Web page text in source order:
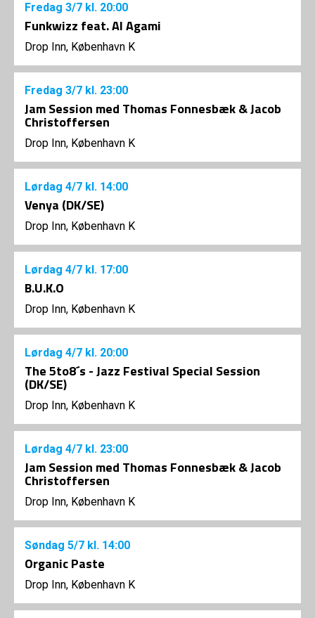
Fredag 3/7 kl. 20:00
Funkwizz feat. Al Agami
Drop Inn, København K
Fredag 3/7 kl. 23:00
Jam Session med Thomas Fonnesbæk & Jacob
Christoffersen
Drop Inn, København K
Lørdag 4/7 kl. 14:00
Venya (DK/SE)
Drop Inn, København K
Lørdag 4/7 kl. 17:00
B.U.K.O
Drop Inn, København K
Lørdag 4/7 kl. 20:00
The 5to8´s - Jazz Festival Special Session
(DK/SE)
Drop Inn, København K
Lørdag 4/7 kl. 23:00
Jam Session med Thomas Fonnesbæk & Jacob
Christoffersen
Drop Inn, København K
Søndag 5/7 kl. 14:00
Organic Paste
Drop Inn, København K